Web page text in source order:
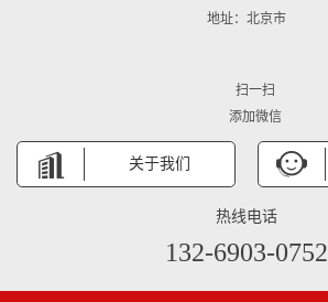
地址：北京市
扫一扫
添加微信
关于我们
热线电话
132-6903-0752